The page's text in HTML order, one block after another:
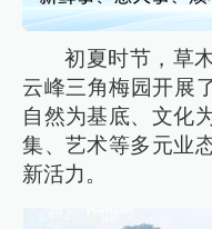
初夏时节，草
云峰三角梅园开展
自然为基底、文化
集、艺术等多元业
新活力。